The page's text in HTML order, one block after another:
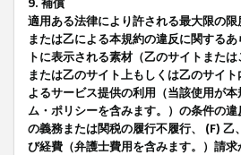
9. 補償
適用ある法律により許される最大限の
または乙による本規約の違反に関する
トに表示される素材（乙のサイトまた
または乙のサイト上もしくは乙のサイ
よるサービス提供の利用（当該使用が
ム・ポリシーを含みます。）の条件の
の義務または関税の履行不履行、 (F)
び経費（弁護士費用を含みます。）請